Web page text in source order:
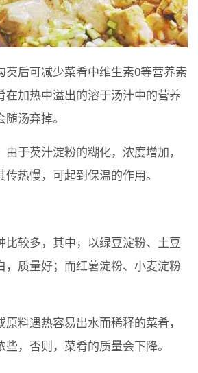
芡后可减少菜肴中维生素0等营养素
在加热中溢出的溶于汤汁中的营养
汤弃掉。
于芡汁淀粉的糊化，浓度增加，
传热慢，可起到保温的作用。
比较多，其中，以绿豆淀粉、土豆
，质量好；而红薯淀粉、小麦淀粉
料遇热容易出水而稀释的菜肴，
，否则，菜肴的质量会下降。